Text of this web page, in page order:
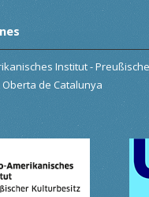
Institut -
de Catalunya